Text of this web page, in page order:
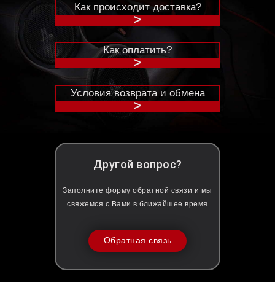
Как происходит доставка?
>
Как оплатить?
>
Условия возврата и обмена
>
Другой вопрос?
Заполните форму обратной связи и мы
свяжемся с Вами в ближайшее время
Обратная связь